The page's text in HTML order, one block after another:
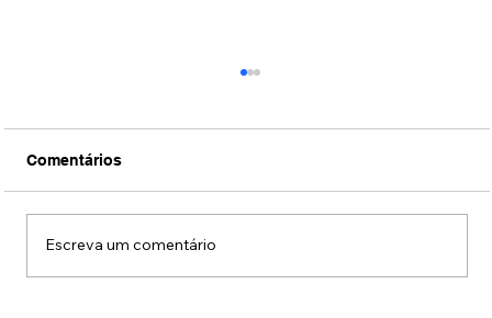
Comentários
Escreva um comentário